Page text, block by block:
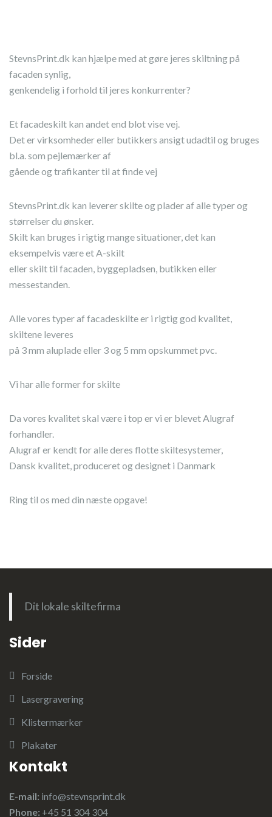
StevnsPrint.dk kan hjælpe med at gøre jeres skiltning på
facaden synlig,
genkendelig i forhold til jeres konkurrenter?
Et facadeskilt kan andet end blot vise vej.
Det er virksomheder eller butikkers ansigt udadtil og bruges
bl.a. som pejlemærker af
gående og trafikanter til at finde vej
StevnsPrint.dk kan leverer skilte og plader af alle typer og
størrelser du ønsker.
Skilt kan bruges i rigtig mange situationer, det kan
eksempelvis være et A-skilt
eller skilt til facaden, byggepladsen, butikken eller
messestanden.
Alle vores typer af facadeskilte er i rigtig god kvalitet,
skiltene leveres
på 3 mm aluplade eller 3 og 5 mm opskummet pvc.
Vi har alle former for skilte
Da vores kvalitet skal være i top er vi er blevet Alugraf
forhandler.
Alugraf er kendt for alle deres flotte skiltesystemer,
Dansk kvalitet, produceret og designet i Danmark
Ring til os med din næste opgave!
Dit lokale skiltefirma
Sider
Forside
Lasergravering
Klistermærker
Plakater
Kontakt
E-mail: info@stevnsprint.dk
Phone: +45 51 304 304